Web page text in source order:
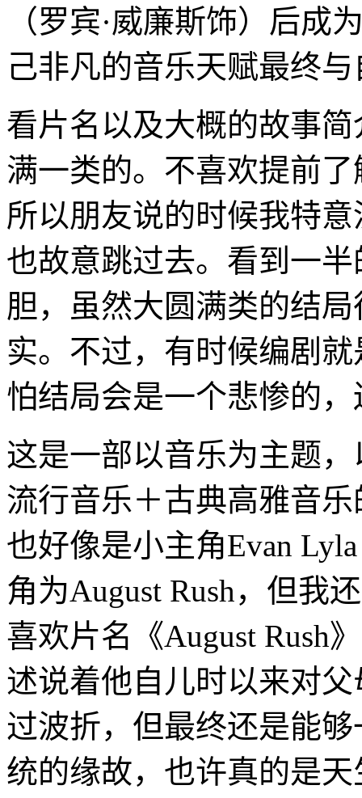
（罗宾·威廉斯饰）后成
己非凡的音乐天赋最终
看片名以及大概的故事
满一类的。不喜欢提前
所以朋友说的时候我特
也故意跳过去。看到一
胆，虽然大圆满类的结
实。不过，有时候编剧
怕结局会是一个悲惨的
这是一部以音乐为主题
流行音乐＋古典高雅音
也好像是小主角Evan
角为August Rush，但我
喜欢片名《August Rush
述说着他自儿时以来对
过波折，但最终还是能
统的缘故，也许真的是